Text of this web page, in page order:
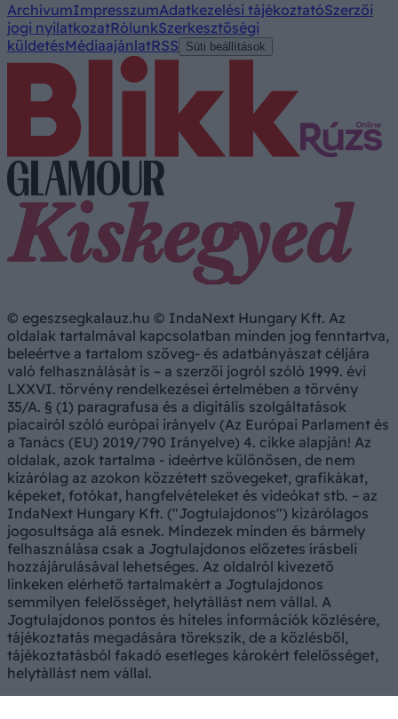
ArchívumImpresszumAdatkezelési tájékoztatóSzerzői
jogi nyilatkozatRólunkSzerkesztőségi
küldetésMédiaajánlatRSS Süti beállítások
© egeszsegkalauz.hu © IndaNext Hungary Kft. Az
oldalak tartalmával kapcsolatban minden jog fenntartva,
beleértve a tartalom szöveg- és adatbányászat céljára
való felhasználását is – a szerzői jogról szóló 1999. évi
LXXVI. törvény rendelkezései értelmében a törvény
35/A. § (1) paragrafusa és a digitális szolgáltatások
piacairól szóló európai irányelv (Az Európai Parlament és
a Tanács (EU) 2019/790 Irányelve) 4. cikke alapján! Az
oldalak, azok tartalma - ideértve különösen, de nem
kizárólag az azokon közzétett szövegeket, grafikákat,
képeket, fotókat, hangfelvételeket és videókat stb. – az
IndaNext Hungary Kft. ("Jogtulajdonos") kizárólagos
jogosultsága alá esnek. Mindezek minden és bármely
felhasználása csak a Jogtulajdonos előzetes írásbeli
hozzájárulásával lehetséges. Az oldalról kivezető
linkeken elérhető tartalmakért a Jogtulajdonos
semmilyen felelősséget, helytállást nem vállal. A
Jogtulajdonos pontos és hiteles információk közlésére,
tájékoztatás megadására törekszik, de a közlésből,
tájékoztatásból fakadó esetleges károkért felelősséget,
helytállást nem vállal.